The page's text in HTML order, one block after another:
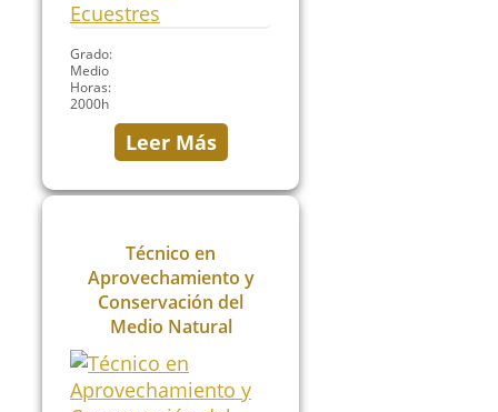
Grado:
Medio
Horas:
2000h
Leer Más
Técnico en
Aprovechamiento y
Conservación del
Medio Natural